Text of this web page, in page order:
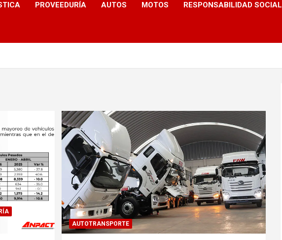
PROVEEDURÍA AUTOS MOTOS RESPONSABILIDAD SOCIAL
AUTOTRANSPORTE